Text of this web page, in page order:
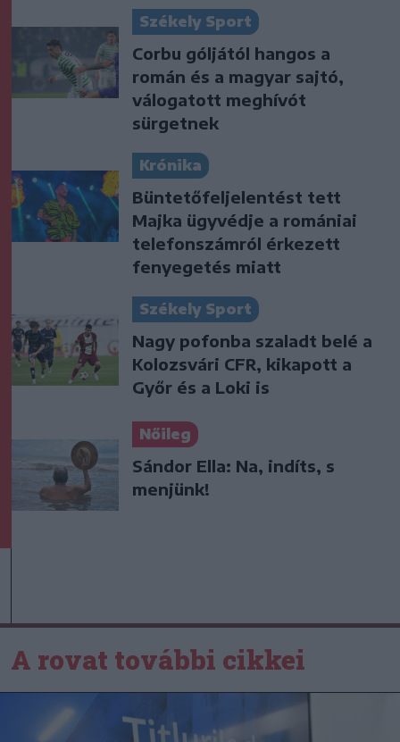
Székely Sport
Corbu góljától hangos a
román és a magyar sajtó,
válogatott meghívót
sürgetnek
Krónika
Büntetőfeljelentést tett
Majka ügyvédje a romániai
telefonszámról érkezett
fenyegetés miatt
Székely Sport
Nagy pofonba szaladt belé a
Kolozsvári CFR, kikapott a
Győr és a Loki is
Nőileg
Sándor Ella: Na, indíts, s
menjünk!
A rovat további cikkei